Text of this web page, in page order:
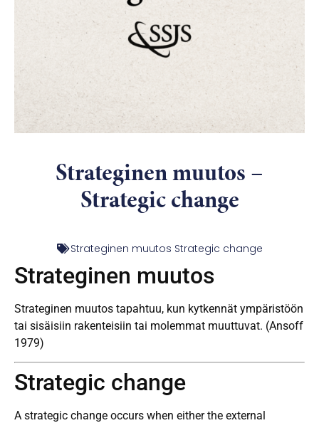
Strateginen muutos –
Strategic change
Strateginen muutos Strategic change
Strateginen muutos
Strateginen muutos tapahtuu, kun kytkennät ympäristöön
tai sisäisiin rakenteisiin tai molemmat muuttuvat. (Ansoff
1979)
Strategic change
A strategic change occurs when either the external